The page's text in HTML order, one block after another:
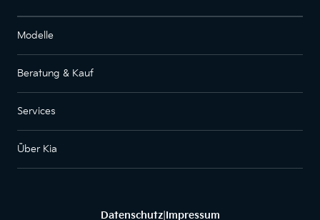
Modelle
Beratung & Kauf
Services
Über Kia
Datenschutz| Impressum